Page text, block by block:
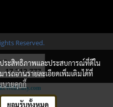
Reserved.
ด
17,312,777
ระสิทธิภาพและประสบการณ์ที่ดีใน
รถอ่านรายละเอียดเพิ่มเติมได้ที่
บายคุกกี้
ยอมรับทั้งหมด